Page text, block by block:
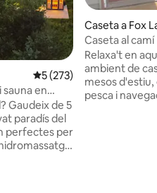
5 de puntuació mitjana
5 (273)
en
Gaudeix de 5
paradís del
perfectes per
Caseta a Fox
Caseta al camí
Relaxa't en
ambient de caseta
mesos d'estiu,
pesca i